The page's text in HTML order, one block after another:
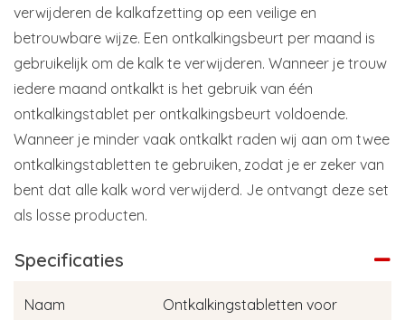
verwijderen de kalkafzetting op een veilige en
betrouwbare wijze. Een ontkalkingsbeurt per maand is
gebruikelijk om de kalk te verwijderen. Wanneer je trouw
iedere maand ontkalkt is het gebruik van één
ontkalkingstablet per ontkalkingsbeurt voldoende.
Wanneer je minder vaak ontkalkt raden wij aan om twee
ontkalkingstabletten te gebruiken, zodat je er zeker van
bent dat alle kalk word verwijderd. Je ontvangt deze set
als losse producten.
Specificaties
Naam
Ontkalkingstabletten voor